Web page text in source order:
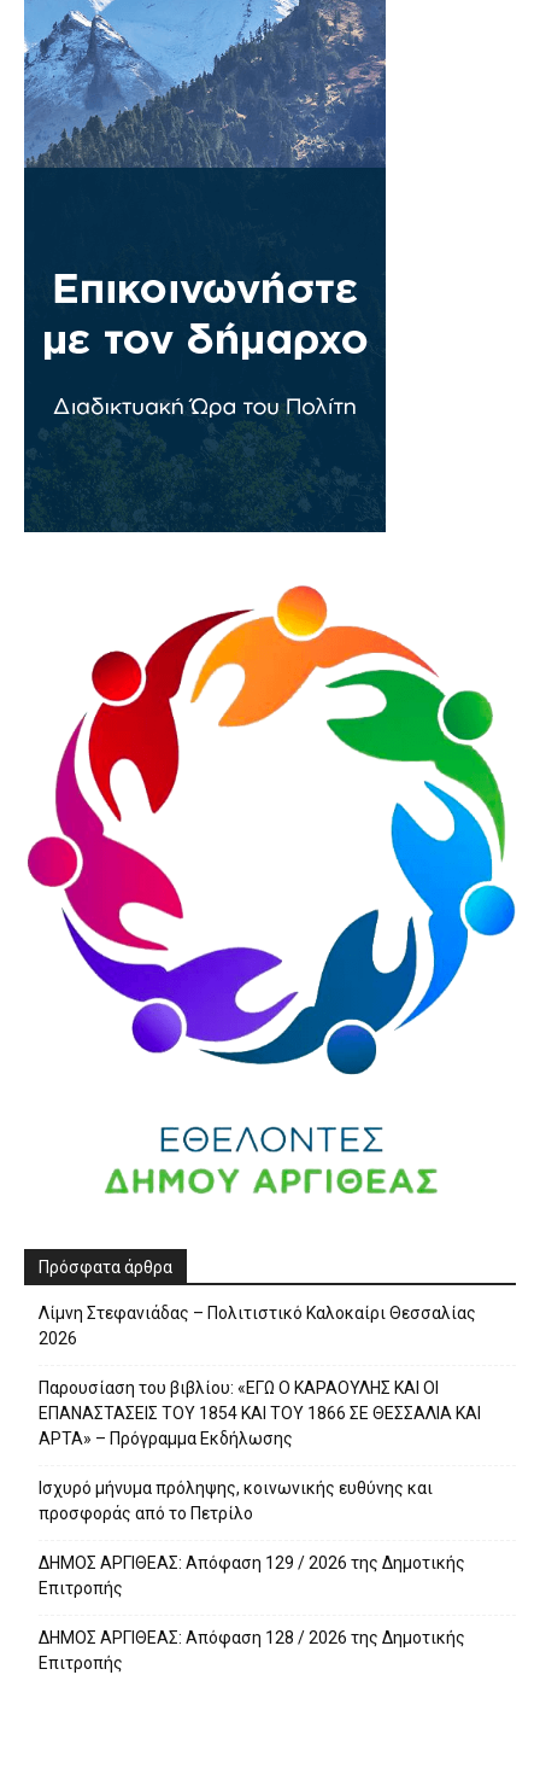
Πρόσφατα άρθρα
Λίμνη Στεφανιάδας – Πολιτιστικό Καλοκαίρι Θεσσαλίας
2026
Παρουσίαση του βιβλίου: «ΕΓΩ Ο ΚΑΡΑΟΥΛΗΣ ΚΑΙ ΟΙ
ΕΠΑΝΑΣΤΑΣΕΙΣ ΤΟΥ 1854 ΚΑΙ ΤΟΥ 1866 ΣΕ ΘΕΣΣΑΛΙΑ ΚΑΙ
ΑΡΤΑ» – Πρόγραμμα Εκδήλωσης
Ισχυρό μήνυμα πρόληψης, κοινωνικής ευθύνης και
προσφοράς από το Πετρίλο
ΔΗΜΟΣ ΑΡΓΙΘΕΑΣ: Απόφαση 129 / 2026 της Δημοτικής
Επιτροπής
ΔΗΜΟΣ ΑΡΓΙΘΕΑΣ: Απόφαση 128 / 2026 της Δημοτικής
Επιτροπής